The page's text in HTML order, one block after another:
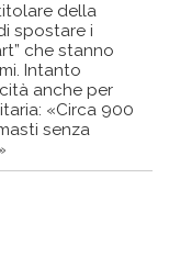
della
spostare i
che stanno
Intanto
anche per
«Circa 900
senza